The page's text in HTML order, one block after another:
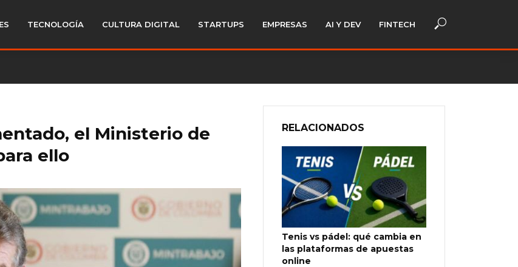
TECNOLOGÍA CULTURA DIGITAL STARTUPS EMPRESAS AI Y DEV FINTECH
el Ministerio de
ello
RELACIONADOS
Tenis vs pádel: qué cambia en
las plataformas de apuestas
online